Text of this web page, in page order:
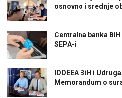
osnovno i srednje
Centralna banka
SEPA-i
IDDEEA BiH i
Memorandum o